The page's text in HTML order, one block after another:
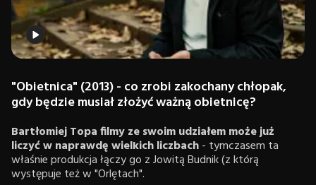
"Obietnica" (2013) - co zrobi zakochany chłopak,
gdy będzie musiał złożyć ważną obietnicę?
Bartłomiej Topa filmy ze swoim udziałem może już
liczyć w naprawdę wielkich liczbach- tymczasem ta
właśnie produkcja łączy go z Jowitą Budnik (z którą
występuje też w "Orlętach".